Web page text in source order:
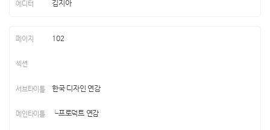
김지아
102
한국 디자인 연감
└프로덕트 연감